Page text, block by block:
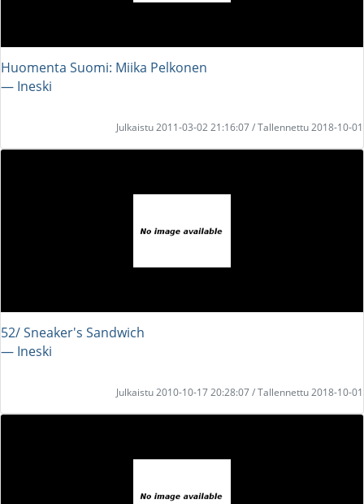
Huomenta Suomi: Miika Pelkonen
― Ineski
Julkaistu 2011-03-02 21:16:07 / Tallennettu 2018-10-01
52/ Sneaker's Sandwich
― Ineski
Julkaistu 2010-10-17 20:28:07 / Tallennettu 2018-10-01